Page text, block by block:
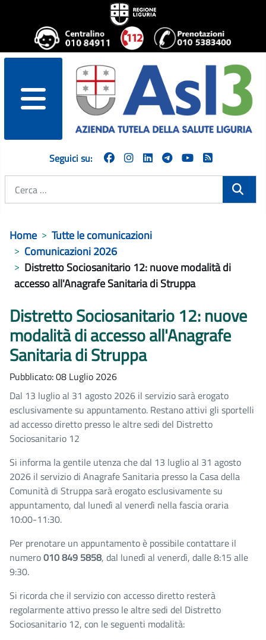
menu
Seguici su:
Home
Tutte le comunicazioni
Comunicazioni 2026
Distretto Sociosanitario 12: nuove modalità di
accesso all'Anagrafe Sanitaria di Struppa
Distretto Sociosanitario 12: nuove
modalità di accesso all'Anagrafe
Sanitaria di Struppa
Pubblicato: 08 Luglio 2026
Dal 13 luglio al 31 agosto 2026 il servizio sarà erogato
esclusivamente su appuntamento. Restano attivi gli sportelli
ad accesso diretto presso le altre sedi del Distretto
Sociosanitario 12
Si informa la gentile utenza che dal 13 luglio al 31 agosto
2026 il servizio di Anagrafe Sanitaria presso la Casa della
Comunità di Struppa sarà erogato esclusivamente su
appuntamento, dal lunedì al venerdì nella fascia oraria
10:00-11:30.
Per prenotare un appuntamento è possibile contattare il
numero010 849 5858, dal lunedì al venerdì, dalle 8:15 alle
9:30.
Si ricorda che il servizio con accesso diretto resterà
regolarmente attivo presso le altre sedi del Distretto
Sociosanitario 12, con le seguenti modalità: